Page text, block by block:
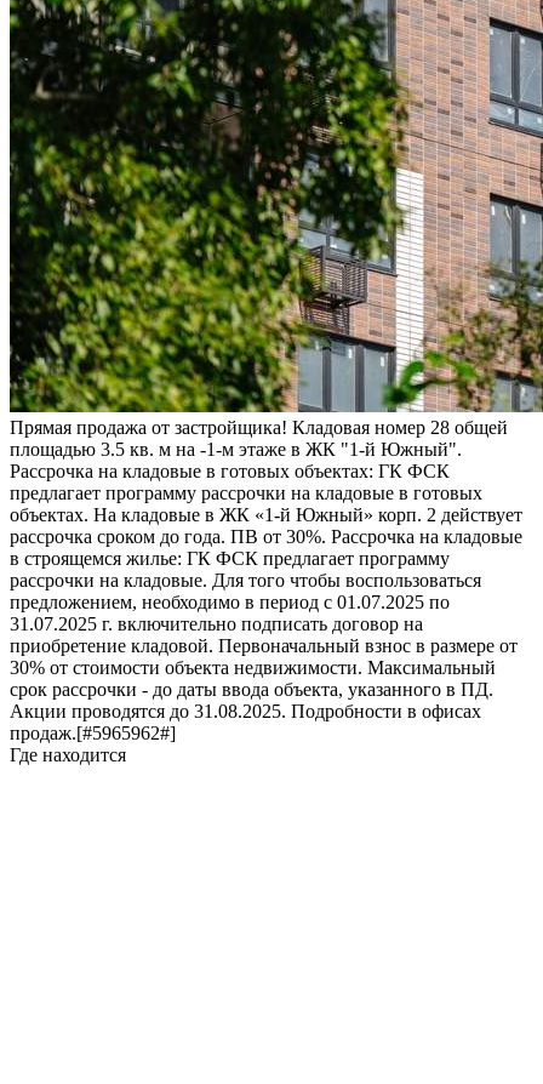
Прямая продажа от застройщика! Кладовая номер 28 общей
площадью 3.5 кв. м на -1-м этаже в ЖК "1-й Южный".
Рассрочка на кладовые в готовых объектах: ГК ФСК
предлагает программу рассрочки на кладовые в готовых
объектах. На кладовые в ЖК «1-й Южный» корп. 2 действует
рассрочка сроком до года. ПВ от 30%. Рассрочка на кладовые
в строящемся жилье: ГК ФСК предлагает программу
рассрочки на кладовые. Для того чтобы воспользоваться
предложением, необходимо в период с 01.07.2025 по
31.07.2025 г. включительно подписать договор на
приобретение кладовой. Первоначальный взнос в размере от
30% от стоимости объекта недвижимости. Максимальный
срок рассрочки - до даты ввода объекта, указанного в ПД.
Акции проводятся до 31.08.2025. Подробности в офисах
продаж.[#5965962#]
Где находится